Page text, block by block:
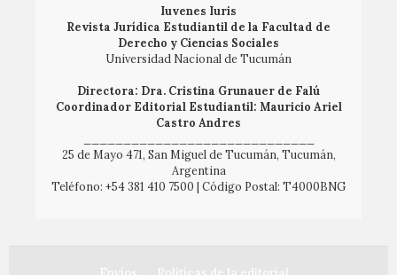
Iuvenes Iuris
Revista Jurídica Estudiantil de la Facultad de
Derecho y Ciencias Sociales
Universidad Nacional de Tucumán
Directora: Dra. Cristina Grunauer de Falú
Coordinador Editorial Estudiantil: Mauricio Ariel
Castro Andres
25 de Mayo 471, San Miguel de Tucumán, Tucumán,
Argentina
Teléfono: +54 381 410 7500 | Código Postal: T4000BNG